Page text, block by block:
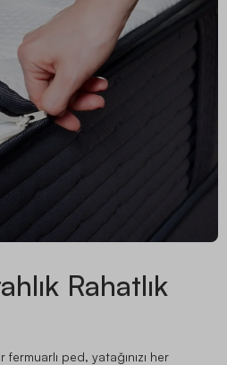
Rahatlık
fermuarlı ped, yatağınızı her